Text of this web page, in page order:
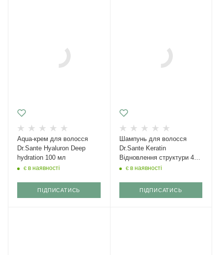
Aqua-крем для волосся
Dr.Sante Hyaluron Deep
hydration 100 мл
є в наявності
ПІДПИСАТИСЬ
Шампунь для волосся
Dr.Sante Keratin
Відновлення структури 400
млє в наявності
ПІДПИСАТИСЬ